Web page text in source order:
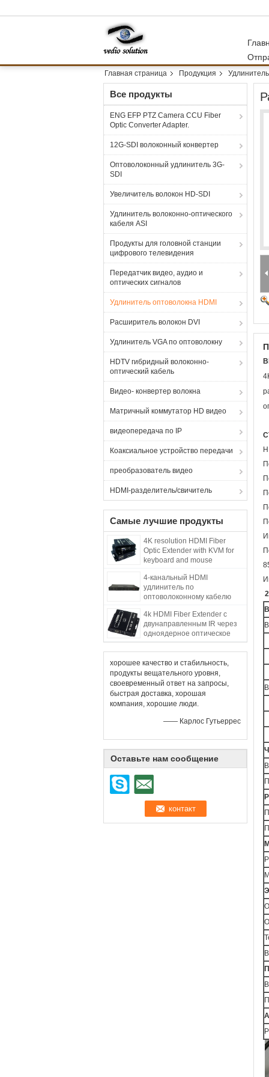
Главная страница Продукция
Все продукты
ENG EFP PTZ Camera CCU Fiber
Optic Converter Adapter.
12G-SDI волоконный конвертер
Оптоволоконный удлинитель 3G-
SDI
Увеличитель волокон HD-SDI
Удлинитель волоконно-оптического
кабеля ASI
Продукты для головной станции
цифрового телевидения
Передатчик видео, аудио и
оптических сигналов
Удлинитель оптоволокна HDMI
Расширитель волокон DVI
Удлинитель VGA по оптоволокну
HDTV гибридный волоконно-
оптический кабель
Видео- конвертер волокна
Матричный коммутатор HD видео
видеопередача по IP
Коаксиальное устройство передачи
преобразователь видео
HDMI-разделитель/свичитель
Самые лучшие продукты
4K resolution HDMI Fiber
Optic Extender with KVM for
keyboard and mouse
4-канальный HDMI
удлинитель по
оптоволоконному кабелю
4k HDMI Fiber Extender с
двунаправленным IR через
одноядерное оптическое
волокно
хорошее качество и стабильность,
продукты вещательного уровня,
своевременный ответ на запросы,
быстрая доставка, хорошая
компания, хорошие люди.
—— Карлос Гутьеррес
Оставьте нам сообщение